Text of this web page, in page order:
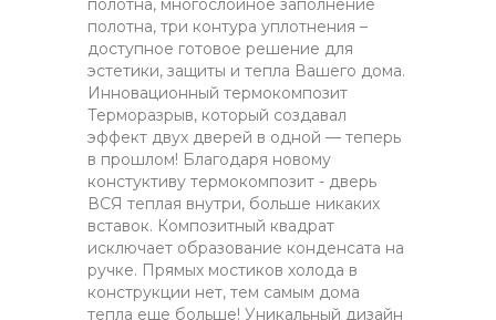
полотна, многослойное заполнение
полотна, три контура уплотнения –
доступное готовое решение для
эстетики, защиты и тепла Вашего дома.
Инновационный термокомпозит
Терморазрыв, который создавал
эффект двух дверей в одной — теперь
в прошлом! Благодаря новому
констуктиву термокомпозит - дверь
ВСЯ теплая внутри, больше никаких
вставок. Композитный квадрат
исключает образование конденсата на
ручке. Прямых мостиков холода в
конструкции нет, тем самым дома
тепла еще больше! Уникальный дизайн